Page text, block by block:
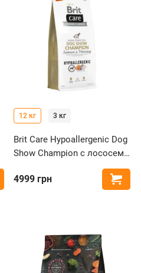
Купить
12 кг 3 кг
Brit Care Hypoallergenic Dog
Show Champion с лососем
выставочных собак
4999 грн